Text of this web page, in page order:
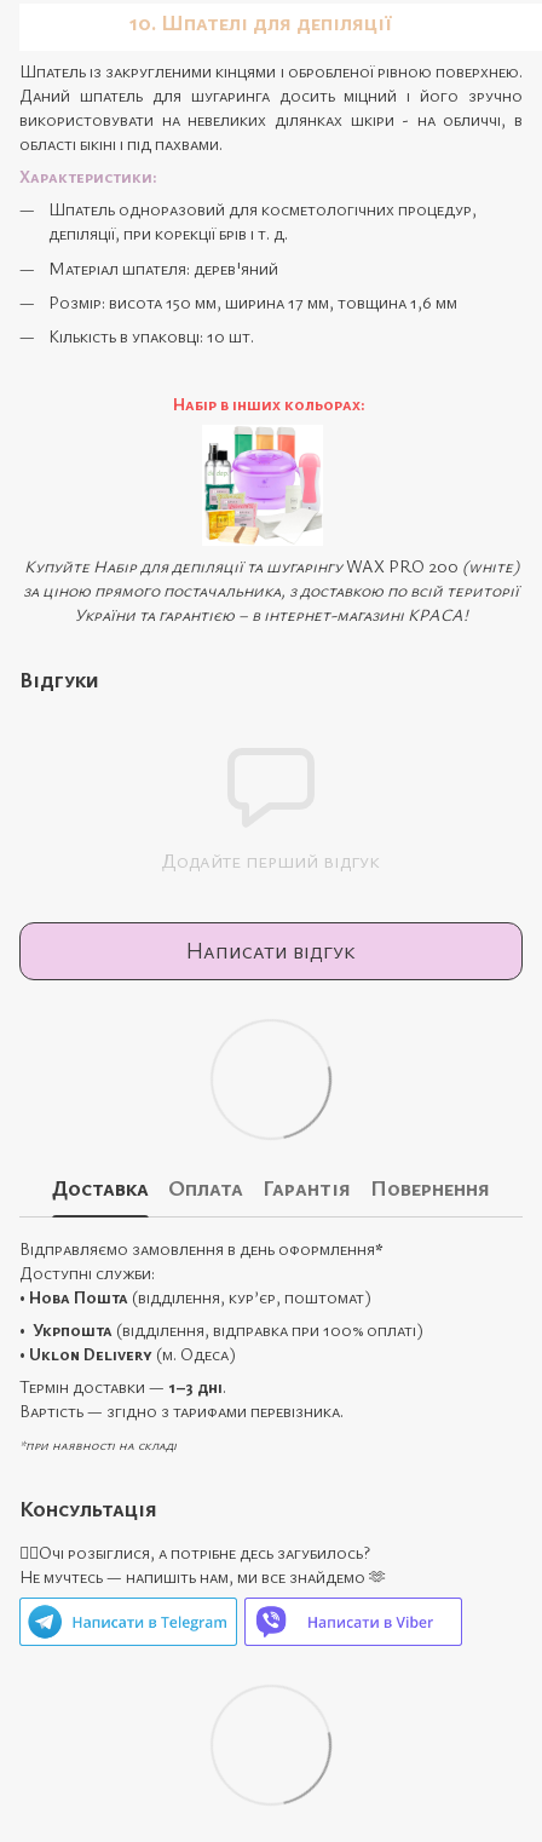
10. Шпателі для депіляції
Шпатель із закругленими кінцями і обробленої рівною поверхнею.
Даний шпатель для шугаринга досить міцний і його зручно
використовувати на невеликих ділянках шкіри - на обличчі, в
області бікіні і під пахвами.
Характеристики:
Шпатель одноразовий для косметологічних процедур,
депіляції, при корекції брів і т. д.
Матеріал шпателя: дерев'яний
Розмір: висота 150 мм, ширина 17 мм, товщина 1,6 мм
Кількість в упаковці: 10 шт.
Набір в інших кольорах:
Купуйте Набір для депіляції та шугарінгуWAX PRO 200 (white)
за ціною прямого постачальника, з доставкою по всій території
України та гарантією – в інтернет-магазині КРАСА!
Відгуки
Додайте перший відгук
Написати відгук
Доставка Оплата Гарантія Повернення
Відправляємо замовлення в день оформлення*
Доступні служби:
• Нова Пошта (відділення, кур’єр, поштомат)
• Укрпошта (відділення, відправка при 100% оплаті)
• Uklon Delivery (м. Одеса)
Термін доставки — 1–3 дні.
Вартість — згідно з тарифами перевізника.
*при наявності на складі
Консультація
🙋‍♀️Очі розбіглися, а потрібне десь загубилось?
Не мучтесь — напишіть нам, ми все знайдемо 🫶